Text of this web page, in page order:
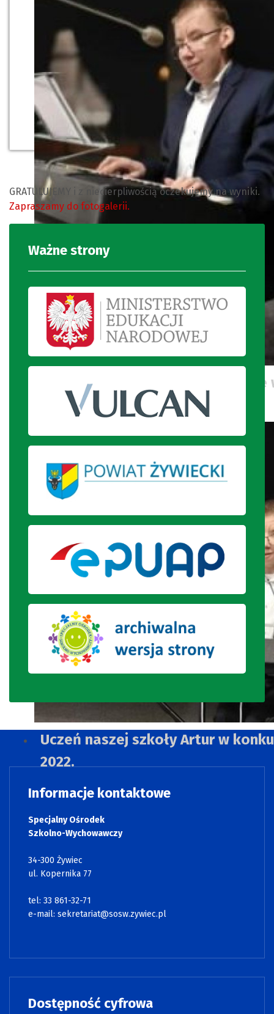
Uczeń naszej szkoły gra na
muzycznego.
Uczeń naszej szkoły Artur w
2022.
GRATULUJEMY i z niecierpliwością oczekujemy na wyniki.
Zapraszamy do fotogalerii.
Ważne strony
Informacje kontaktowe
Specjalny Ośrodek
Szkolno-Wychowawczy
34-300 Żywiec
ul. Kopernika 77
tel: 33 861-32-71
e-mail: sekretariat@sosw.zywiec.pl
Dostępność cyfrowa